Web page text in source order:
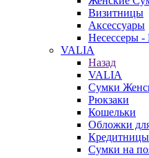
Визитницы
Аксессуары
Несессеры -
VALIA
Назад
VALIA
Сумки
Рюкзаки
Кошельки
Обложки
Кредитницы
Сумки на